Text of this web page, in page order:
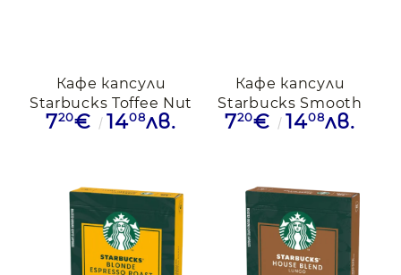
Кафе капсули
Starbucks Toffee Nut
съвместими с
720€ 1408лв.
Кафе капсули
Starbucks Smooth
Caramel
720€ 1408лв.